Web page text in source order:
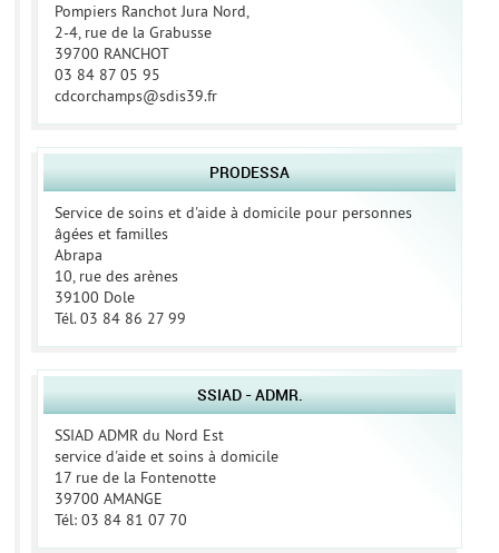
Pompiers Ranchot Jura Nord,
2-4, rue de la Grabusse
39700 RANCHOT
03 84 87 05 95
cdcorchamps@sdis39.fr
PRODESSA
Service de soins et d'aide à domicile pour personnes
âgées et familles
Abrapa
10, rue des arènes
39100 Dole
Tél. 03 84 86 27 99
SSIAD - ADMR.
SSIAD ADMR du Nord Est
service d'aide et soins à domicile
17 rue de la Fontenotte
39700 AMANGE
Tél: 03 84 81 07 70